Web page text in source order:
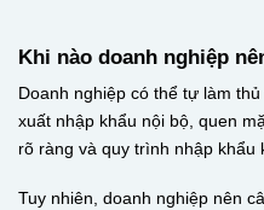
Khi nào doanh nghiệp
Doanh nghiệp có thể tự làm
xuất nhập khẩu nội bộ, quen
rõ ràng và quy trình nhập khẩu
Tuy nhiên, doanh nghiệp nên